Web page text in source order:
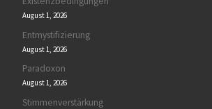
August 1, 2026
Entmystifizierung
August 1, 2026
Paradoxon
August 1, 2026
Stimmenverstärkung